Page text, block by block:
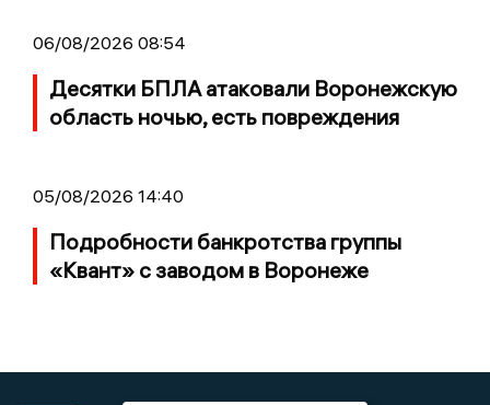
06/08/2026 08:54
Десятки БПЛА атаковали Воронежскую
область ночью, есть повреждения
05/08/2026 14:40
Подробности банкротства группы
«Квант» с заводом в Воронеже